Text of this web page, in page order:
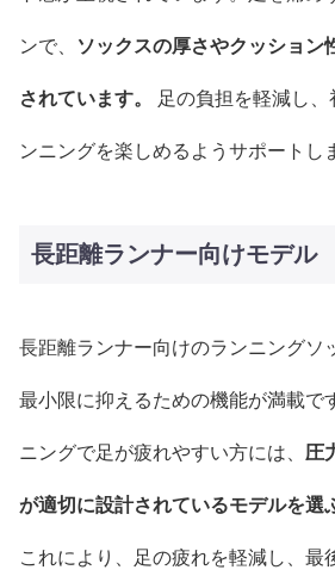
ンで、 ソックスの厚さやクッション
されています。 足の負担を軽減し
ンニングを楽しめるようサポートし
長距離ランナー向けモデル
長距離ランナー向けのランニングソ
最小限に抑えるための機能が満載で
ニングで足が疲れやすい方には、 圧
が適切に設計されているモデルを選
これにより、足の疲れを軽減し、最